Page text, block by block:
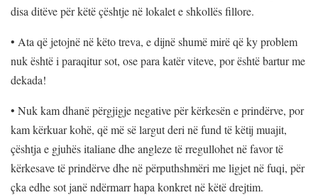
disa ditëve për këtë çështje në lokalet e shkollës fillore.
• Ata që jetojnë në këto treva, e dijnë shumë mirë që ky problem
nuk është i paraqitur sot, ose para katër viteve, por është bartur me
dekada!
• Nuk kam dhanë përgjigje negative për kërkesën e prindërve, por
kam kërkuar kohë, që më së largut deri në fund të këtij muajit,
çështja e gjuhës italiane dhe angleze të rregullohet në favor të
kërkesave të prindërve dhe në përputhshmëri me ligjet në fuqi, për
çka edhe sot janë ndërmarr hapa konkret në këtë drejtim.